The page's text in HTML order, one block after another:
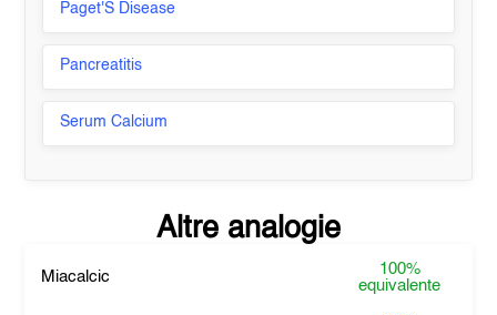
Paget'S Disease
Pancreatitis
Serum Calcium
Altre analogie
Miacalcic
100%
equivalente